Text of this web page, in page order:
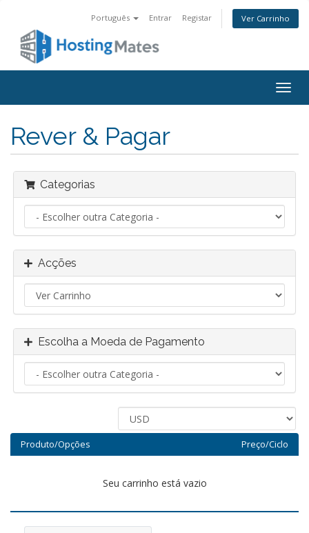
Português Entrar Registar Ver Carrinho
Rever & Pagar
Categorias
Acções
Escolha a Moeda de Pagamento
Produto/Opções Preço/Ciclo
Seu carrinho está vazio